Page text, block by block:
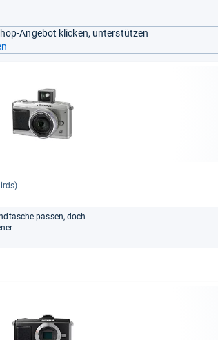
Angebot klicken, unterstützen
passen, doch